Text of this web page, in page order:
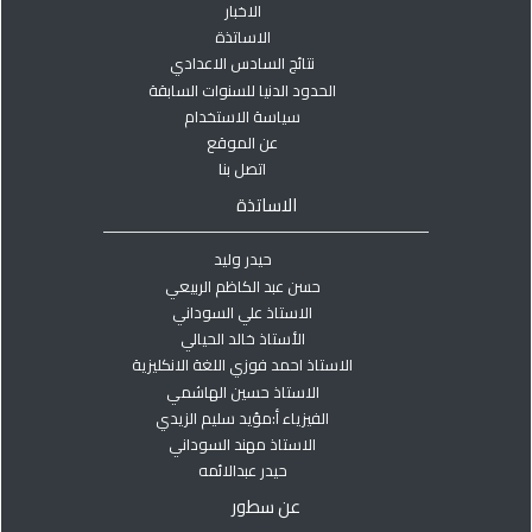
الاخبار
الاساتذة
نتائج السادس الاعدادي
الحدود الدنيا للسنوات السابقة
سياسة الاستخدام
عن الموقع
اتصل بنا
الاساتذة
حيدر وليد
حسن عبد الكاظم الربيعي
الاستاذ علي السوداني
الأستاذ خالد الحيالي
الاستاذ احمد فوزي اللغة الانكليزية
الاستاذ حسين الهاشمي
الفيزياء أ:مؤيد سليم الزيدي
الاستاذ مهند السوداني
حيدر عبدالائمه
عن سطور